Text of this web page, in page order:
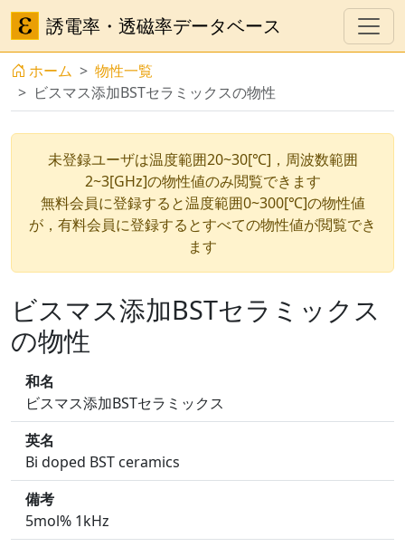
誘電率・透磁率データベース
ホーム
物性一覧
ビスマス添加BSTセラミックスの物性
未登録ユーザは温度範囲20~30[℃]，周波数範囲
2~3[GHz]の物性値のみ閲覧できます
無料会員に登録すると温度範囲0~300[℃]の物性値
が，有料会員に登録するとすべての物性値が閲覧でき
ます
ビスマス添加BSTセラミックス
の物性
和名
ビスマス添加BSTセラミックス
英名
Bi doped BST ceramics
備考
5mol% 1kHz